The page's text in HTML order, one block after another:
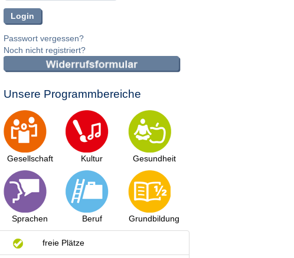
Passwort vergessen?
Noch nicht registriert?
Unsere Programmbereiche
Gesellschaft
Sprachen
Kultur
Beruf
Gesundheit
Grundbildung
freie Plätze